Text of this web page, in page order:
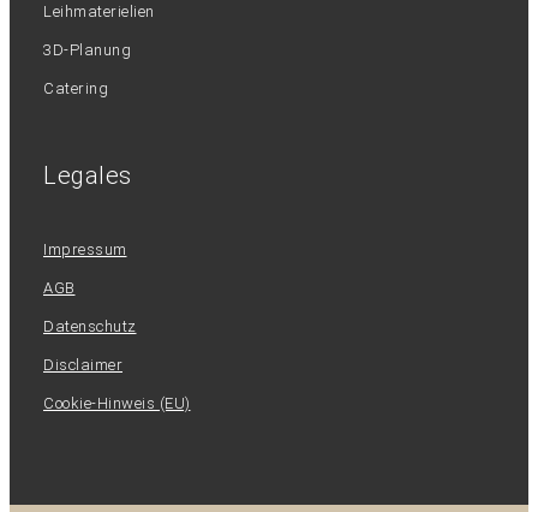
Leihmaterielien
3D-Planung
Catering
Legales
Impressum
AGB
Datenschutz
Disclaimer
Cookie-Hinweis (EU)